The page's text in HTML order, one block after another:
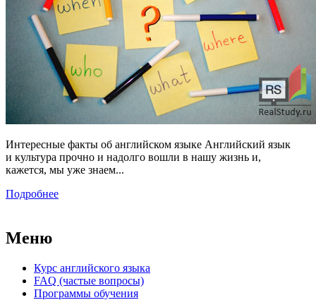
Интересные факты об английском языке Английский язык
и культура прочно и надолго вошли в нашу жизнь и,
кажется, мы уже знаем...
Подробнее
Меню
Курс английского языка
FAQ (частые вопросы)
Программы обучения